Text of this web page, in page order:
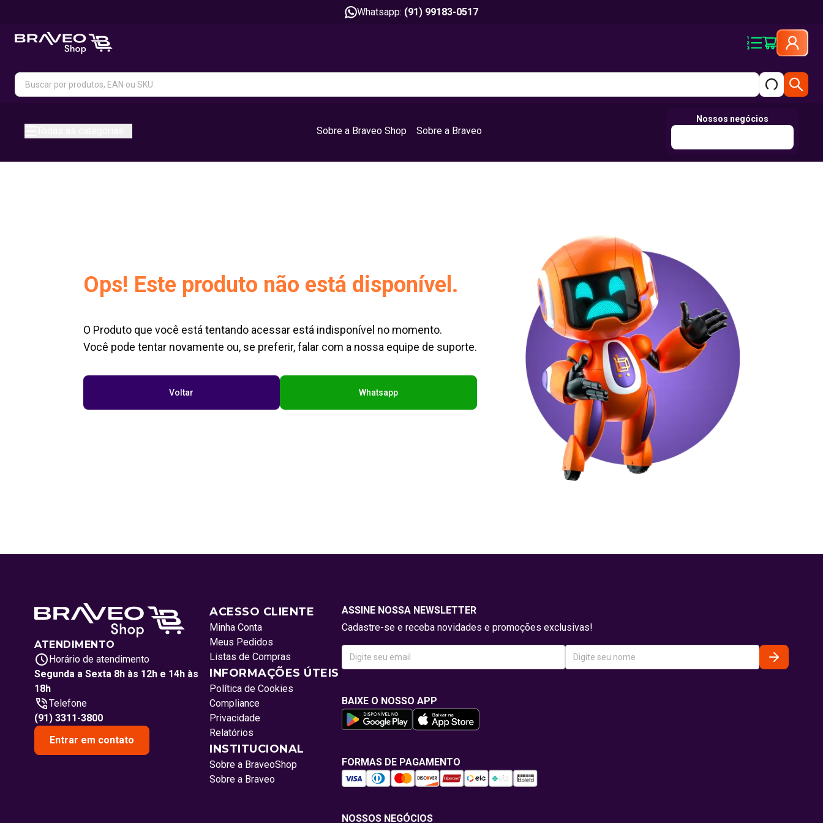
Whatsapp: (91) 99183-0517
Sobre a Braveo Shop Sobre a Braveo
Nossos negócios
Ops! Este produto não está disponível.
O Produto que você está tentando acessar está indisponível no momento.
Você pode tentar novamente ou, se preferir, falar com a nossa equipe de suporte.
Voltar Whatsapp
ATENDIMENTO
Horário de atendimento
Segunda a Sexta 8h às 12h e 14h às
18h
Telefone
(91) 3311-3800
Entrar em contato
ACESSO CLIENTE
Minha Conta
Meus Pedidos
Listas de Compras
INFORMAÇÕES ÚTEIS
Política de Cookies
Compliance
Privacidade
Relatórios
INSTITUCIONAL
Sobre a BraveoShop
Sobre a Braveo
ASSINE NOSSA NEWSLETTER
Cadastre-se e receba novidades e promoções exclusivas!
BAIXE O NOSSO APP
FORMAS DE PAGAMENTO
NOSSOS NEGÓCIOS